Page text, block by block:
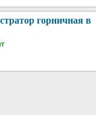
горничная в